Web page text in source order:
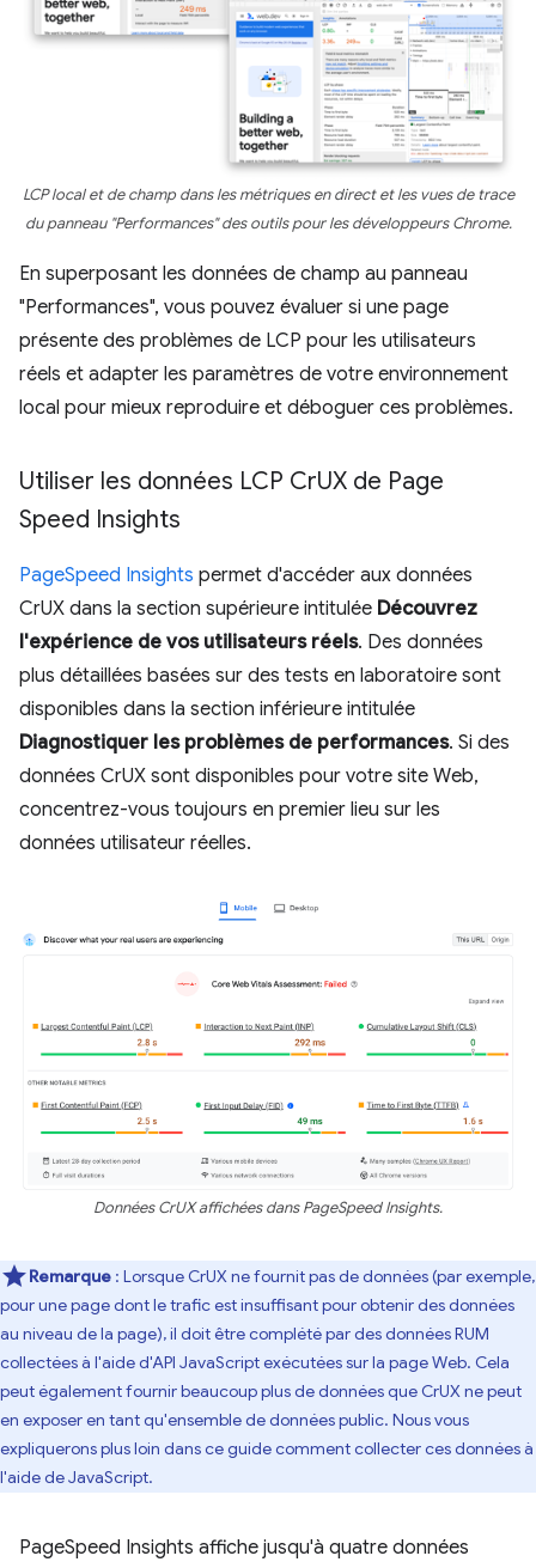
LCP local et de champ dans les métriques en direct et les vues de trace
du panneau "Performances" des outils pour les développeurs Chrome.
En superposant les données de champ au panneau
"Performances", vous pouvez évaluer si une page
présente des problèmes de LCP pour les utilisateurs
réels et adapter les paramètres de votre environnement
local pour mieux reproduire et déboguer ces problèmes.
Utiliser les données LCP CrUX de Page
Speed Insights
PageSpeed Insights permet d'accéder aux données
CrUX dans la section supérieure intitulée Découvrez
l'expérience de vos utilisateurs réels. Des données
plus détaillées basées sur des tests en laboratoire sont
disponibles dans la section inférieure intitulée
Diagnostiquer les problèmes de performances. Si des
données CrUX sont disponibles pour votre site Web,
concentrez-vous toujours en premier lieu sur les
données utilisateur réelles.
Données CrUX affichées dans PageSpeed Insights.
Remarque : Lorsque CrUX ne fournit pas de données (par exemple,
pour une page dont le trafic est insuffisant pour obtenir des données
au niveau de la page), il doit être complété par des données RUM
collectées à l'aide d'API JavaScript exécutées sur la page Web. Cela
peut également fournir beaucoup plus de données que CrUX ne peut
en exposer en tant qu'ensemble de données public. Nous vous
expliquerons plus loin dans ce guide comment collecter ces données à
l'aide de JavaScript.
PageSpeed Insights affiche jusqu'à quatre données